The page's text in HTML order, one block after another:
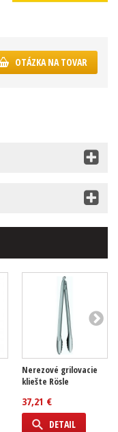
OTÁZKA NA TOVAR
Nerezové grilovacie
kliešte Rösle
37,21 €
DETAIL